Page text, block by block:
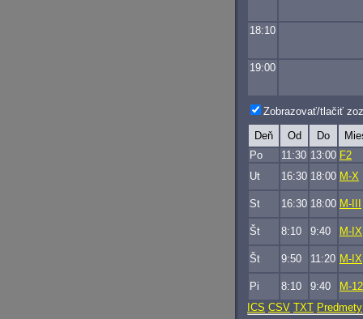
18:10
19:00
Zobrazovať/tlačiť
Deň Od Do
Po
11:30 13:00 F2
Ut
16:30 18:00 M-X
St 16:30 18:00 M-III
Št 8:10 9:40 M-IX
Št 9:50 11:20 M-IX
Pi 8:10 9:40
M-
ICS CSV TXT Predmety